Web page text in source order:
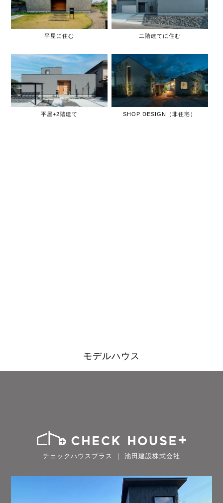
平屋に住む 二階建てに住む
平屋+2階建て SHOP DESIGN（非住宅）
モデルハウス
チェックハウスプラス ｜ 池田建設株式会社